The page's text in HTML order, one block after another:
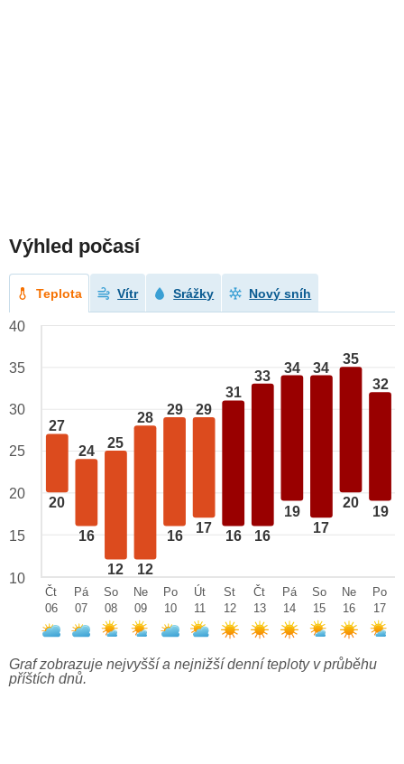
Výhled počasí
Teplota Vítr Srážky Nový sníh
27
20
24
16
25
12
28
12
29
16
29
17
31
16
33
16
34
19
34
17
35
20
32
19
40
35
30
25
20
15
10
Čt
06
Pá
07
So
08
Ne
09
Po
10
Út
11
St
12
Čt
13
Pá
14
So
15
Ne
16
Po
17
Graf zobrazuje nejvyšší a nejnižší denní teploty v průběhu
příštích dnů.